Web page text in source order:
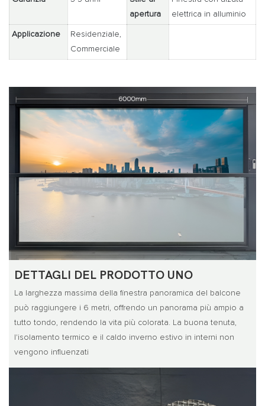
apertura
elettrica in alluminio
Applicazione
Residenziale,
Commerciale
DETTAGLI DEL PRODOTTO UNO
La larghezza massima della finestra panoramica del balcone
può raggiungere i 6 metri, offrendo un panorama più ampio a
tutto tondo, rendendo la vita più colorata. La buona tenuta,
l'isolamento termico e il caldo inverno estivo in interni non
vengono influenzati